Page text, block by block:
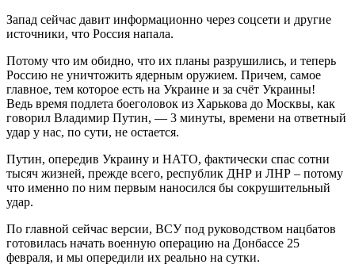
Запад сейчас давит информационно через соцсети и другие
источники, что Россия напала.
Потому что им обидно, что их планы разрушились, и теперь
Россию не уничтожить ядерным оружием. Причем, самое
главное, тем которое есть на Украине и за счёт Украины!
Ведь время подлета боеголовок из Харькова до Москвы, как
говорил Владимир Путин, — 3 минуты, времени на ответный
удар у нас, по сути, не остается.
Путин, опередив Украину и НАТО, фактически спас сотни
тысяч жизней, прежде всего, республик ДНР и ЛНР – потому
что именно по ним первым наносился бы сокрушительный
удар.
По главной сейчас версии, ВСУ под руководством нацбатов
готовилась начать военную операцию на Донбассе 25
февраля, и мы опередили их реально на сутки.